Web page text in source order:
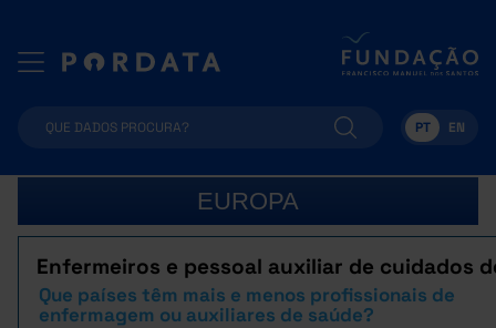
PT EN
EUROPA
Enfermeiros e pessoal auxiliar de cuidados
Que países têm mais e menos profissionais de
enfermagem ou auxiliares de saúde?